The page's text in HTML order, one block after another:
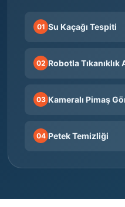
01 Su Kaçağı Tespiti
02 Robotla Tıkanıklık
03 Kameralı Pimaş
04 Petek Temizliği